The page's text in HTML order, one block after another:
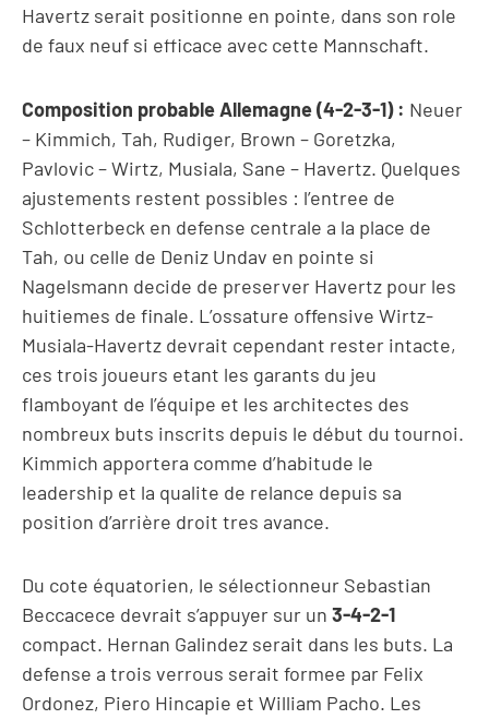
Havertz serait positionne en pointe, dans son role
de faux neuf si efficace avec cette Mannschaft.
Composition probable Allemagne (4-2-3-1) : Neuer
– Kimmich, Tah, Rudiger, Brown – Goretzka,
Pavlovic – Wirtz, Musiala, Sane – Havertz. Quelques
ajustements restent possibles : l’entree de
Schlotterbeck en defense centrale a la place de
Tah, ou celle de Deniz Undav en pointe si
Nagelsmann decide de preserver Havertz pour les
huitiemes de finale. L’ossature offensive Wirtz-
Musiala-Havertz devrait cependant rester intacte,
ces trois joueurs etant les garants du jeu
flamboyant de l’équipe et les architectes des
nombreux buts inscrits depuis le début du tournoi.
Kimmich apportera comme d’habitude le
leadership et la qualite de relance depuis sa
position d’arrière droit tres avance.
Du cote équatorien, le sélectionneur Sebastian
Beccacece devrait s’appuyer sur un 3-4-2-1
compact. Hernan Galindez serait dans les buts. La
defense a trois verrous serait formee par Felix
Ordonez, Piero Hincapie et William Pacho. Les